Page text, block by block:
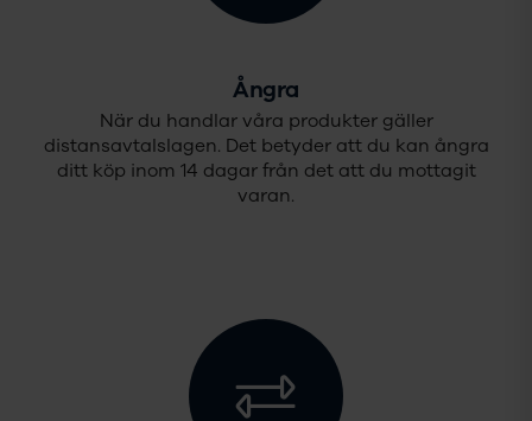
Ångra
När du handlar våra produkter gäller
distansavtalslagen. Det betyder att du kan ångra
ditt köp inom 14 dagar från det att du mottagit
varan.